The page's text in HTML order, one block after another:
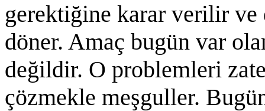
gerektiğine karar verilir
döner. Amaç bugün var
değildir. O problemleri
çözmekle meşguller.